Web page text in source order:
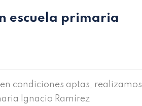
escuela primaria
condiciones aptas, realizamos
Ignacio Ramírez